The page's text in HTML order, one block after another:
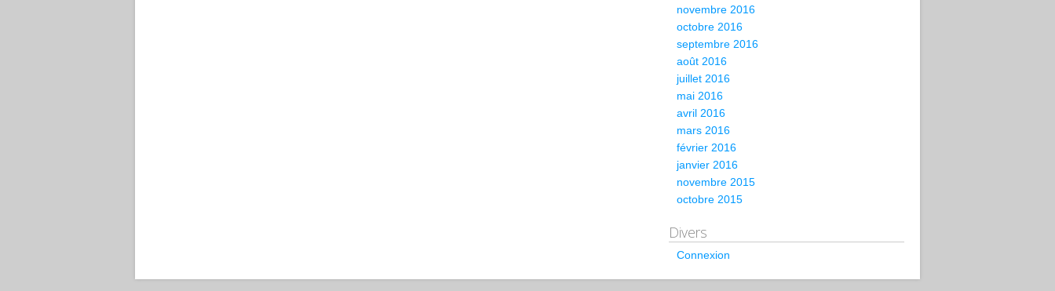
novembre 2016
octobre 2016
septembre 2016
août 2016
juillet 2016
mai 2016
avril 2016
mars 2016
février 2016
janvier 2016
novembre 2015
octobre 2015
Divers
Connexion